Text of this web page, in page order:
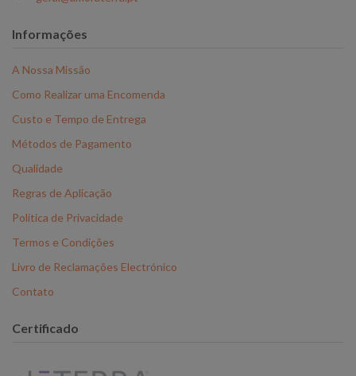
Informações
A Nossa Missão
Como Realizar uma Encomenda
Custo e Tempo de Entrega
Métodos de Pagamento
Qualidade
Regras de Aplicação
Política de Privacidade
Termos e Condições
Livro de Reclamações Electrónico
Contato
Certificado